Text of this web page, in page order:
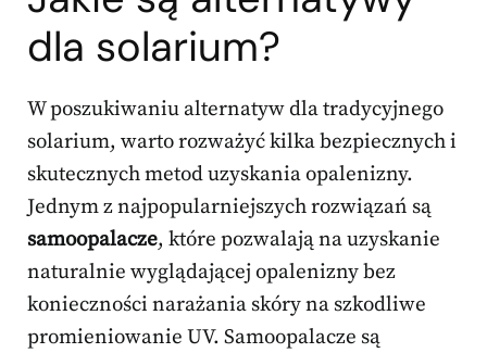
dla solarium?
W poszukiwaniu alternatyw dla tradycyjnego
solarium, warto rozważyć kilka bezpiecznych i
skutecznych metod uzyskania opalenizny.
Jednym z najpopularniejszych rozwiązań są
samoopalacze, które pozwalają na uzyskanie
naturalnie wyglądającej opalenizny bez
konieczności narażania skóry na szkodliwe
promieniowanie UV. Samoopalacze są